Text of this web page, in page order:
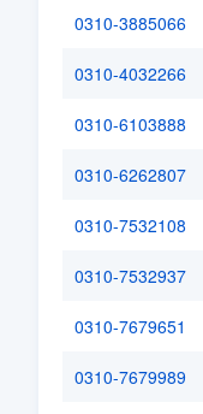
0310-3885066
0310-4032266
0310-6103888
0310-6262807
0310-7532108
0310-7532937
0310-7679651
0310-7679989